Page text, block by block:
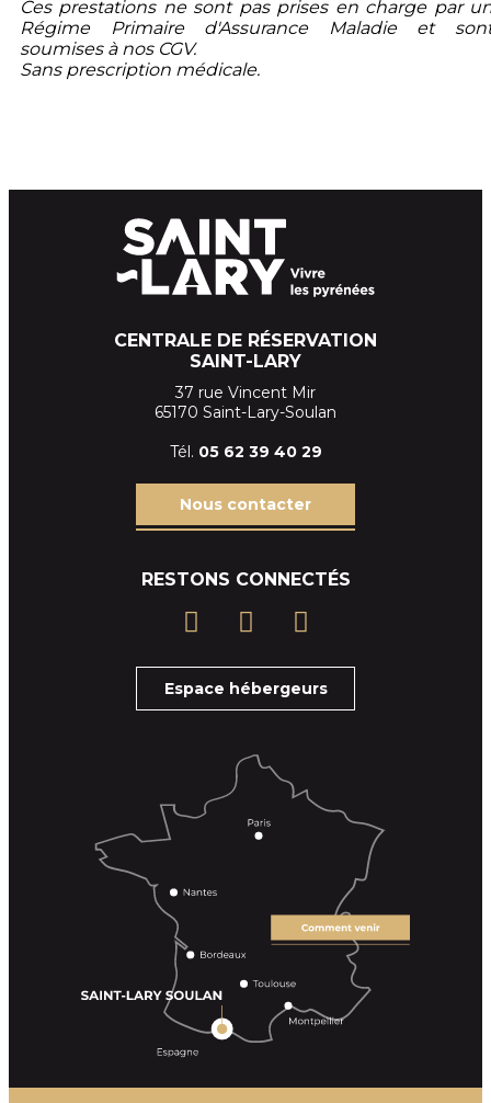
Ces prestations ne sont pas prises en charge par
Régime Primaire d'Assurance Maladie et
soumises à nos CGV.
Sans prescription médicale.
CENTRALE DE RÉSERVATION
SAINT-LARY
37 rue Vincent Mir
65170 Saint-Lary-Soulan
Tél. 05 62 39 40 29
Nous contacter
RESTONS CONNECTÉS
Espace hébergeurs